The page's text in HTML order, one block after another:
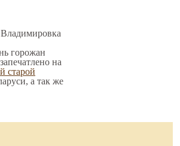
горожан
на
старой
а так же